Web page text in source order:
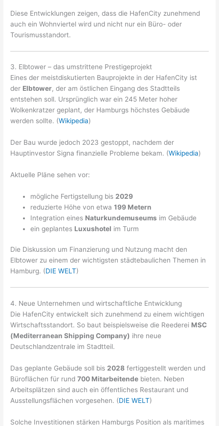
Diese Entwicklungen zeigen, dass die HafenCity zunehmend
auch ein Wohnviertel wird und nicht nur ein Büro- oder
Tourismusstandort.
3. Elbtower – das umstrittene Prestigeprojekt
Eines der meistdiskutierten Bauprojekte in der HafenCity ist
der Elbtower, der am östlichen Eingang des Stadtteils
entstehen soll. Ursprünglich war ein 245 Meter hoher
Wolkenkratzer geplant, der Hamburgs höchstes Gebäude
werden sollte. (Wikipedia)
Der Bau wurde jedoch 2023 gestoppt, nachdem der
Hauptinvestor Signa finanzielle Probleme bekam. (Wikipedia)
Aktuelle Pläne sehen vor:
mögliche Fertigstellung bis 2029
reduzierte Höhe von etwa199 Metern
Integration eines Naturkundemuseums im Gebäude
ein geplantes Luxushotel im Turm
Die Diskussion um Finanzierung und Nutzung macht den
Elbtower zu einem der wichtigsten städtebaulichen Themen in
Hamburg. (DIE WELT)
4. Neue Unternehmen und wirtschaftliche Entwicklung
Die HafenCity entwickelt sich zunehmend zu einem wichtigen
Wirtschaftsstandort. So baut beispielsweise die Reederei MSC
(Mediterranean Shipping Company) ihre neue
Deutschlandzentrale im Stadtteil.
Das geplante Gebäude soll bis 2028 fertiggestellt werden und
Büroflächen für rund700 Mitarbeitende bieten. Neben
Arbeitsplätzen sind auch ein öffentliches Restaurant und
Ausstellungsflächen vorgesehen. (DIE WELT)
Solche Investitionen stärken Hamburgs Position als maritimes